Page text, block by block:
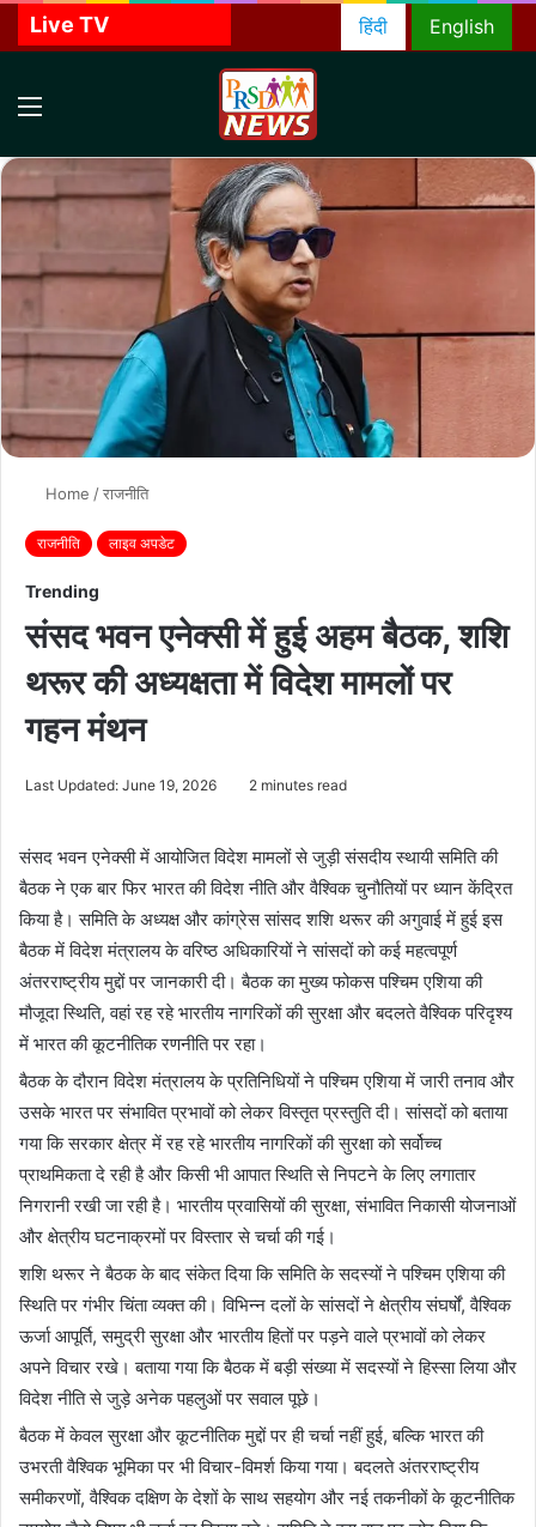
Live TV English
हिंदी
Home /राजनीति
राजनीति लाइव अपडेट
Trending
संसद भवन एनेक्सी में हुई अहम बैठक, शशि
थरूर की अध्यक्षता में विदेश मामलों पर
गहन मंथन
Last Updated: June 19, 2026 2 minutes read
संसद भवन एनेक्सी में आयोजित विदेश मामलों से जुड़ी संसदीय स्थायी समिति की
बैठक ने एक बार फिर भारत की विदेश नीति और वैश्विक चुनौतियों पर ध्यान केंद्रित
किया है। समिति के अध्यक्ष और कांग्रेस सांसद शशि थरूर की अगुवाई में हुई इस
बैठक में विदेश मंत्रालय के वरिष्ठ अधिकारियों ने सांसदों को कई महत्वपूर्ण
अंतरराष्ट्रीय मुद्दों पर जानकारी दी। बैठक का मुख्य फोकस पश्चिम एशिया की
मौजूदा स्थिति, वहां रह रहे भारतीय नागरिकों की सुरक्षा और बदलते वैश्विक परिदृश्य
में भारत की कूटनीतिक रणनीति पर रहा।
बैठक के दौरान विदेश मंत्रालय के प्रतिनिधियों ने पश्चिम एशिया में जारी तनाव और
उसके भारत पर संभावित प्रभावों को लेकर विस्तृत प्रस्तुति दी। सांसदों को बताया
गया कि सरकार क्षेत्र में रह रहे भारतीय नागरिकों की सुरक्षा को सर्वोच्च
प्राथमिकता दे रही है और किसी भी आपात स्थिति से निपटने के लिए लगातार
निगरानी रखी जा रही है। भारतीय प्रवासियों की सुरक्षा, संभावित निकासी योजनाओं
और क्षेत्रीय घटनाक्रमों पर विस्तार से चर्चा की गई।
शशि थरूर ने बैठक के बाद संकेत दिया कि समिति के सदस्यों ने पश्चिम एशिया की
स्थिति पर गंभीर चिंता व्यक्त की। विभिन्न दलों के सांसदों ने क्षेत्रीय संघर्षों, वैश्विक
ऊर्जा आपूर्ति, समुद्री सुरक्षा और भारतीय हितों पर पड़ने वाले प्रभावों को लेकर
अपने विचार रखे। बताया गया कि बैठक में बड़ी संख्या में सदस्यों ने हिस्सा लिया और
विदेश नीति से जुड़े अनेक पहलुओं पर सवाल पूछे।
बैठक में केवल सुरक्षा और कूटनीतिक मुद्दों पर ही चर्चा नहीं हुई, बल्कि भारत की
उभरती वैश्विक भूमिका पर भी विचार-विमर्श किया गया। बदलते अंतरराष्ट्रीय
समीकरणों, वैश्विक दक्षिण के देशों के साथ सहयोग और नई तकनीकों के कूटनीतिक